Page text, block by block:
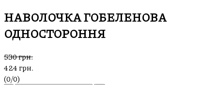
НАВОЛОЧКА ГОБЕЛЕНОВА
ОДНОСТОРОННЯ
530 грн.
424 грн.
(0/0)